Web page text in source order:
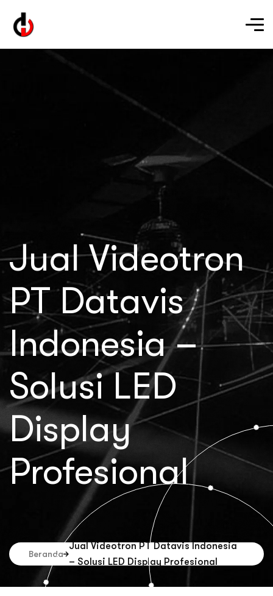
Jual Videotron
PT Datavis
Indonesia –
Solusi LED
Display
Profesional
Beranda
Jual Videotron PT Datavis Indonesia
– Solusi LED Display Profesional